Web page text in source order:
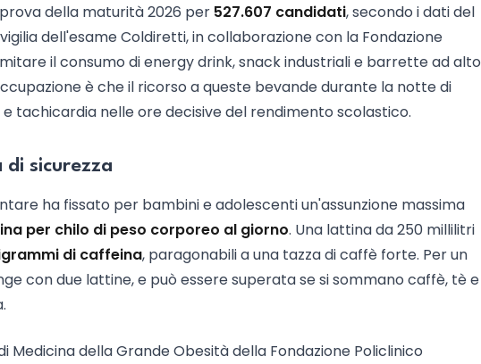
della maturità 2026 per 527.607 candidati, secondo i dati del
dell'esame Coldiretti, in collaborazione con la Fondazione
il consumo di energy drink, snack industriali e barrette ad alto
è che il ricorso a queste bevande durante la notte di
tachicardia nelle ore decisive del rendimento scolastico.
sicurezza
ha fissato per bambini e adolescenti un'assunzione massima
per chilo di peso corporeo al giorno. Una lattina da 250 millilitri
di caffeina, paragonabili a una tazza di caffè forte. Per un
con due lattine, e può essere superata se si sommano caffè, tè e
della Grande Obesità della Fondazione Policlinico